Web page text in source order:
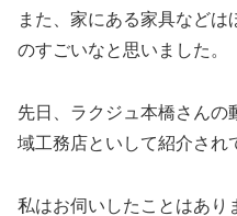
また、家にある家具などは
のすごいなと思いました。
先日、ラクジュ本橋さんの
域工務店といして紹介され
私はお伺いしたことはあり